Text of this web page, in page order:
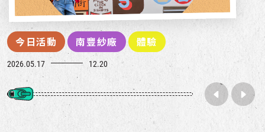
今日活動 南豐紗廠 體驗
2026.05.17 12.20